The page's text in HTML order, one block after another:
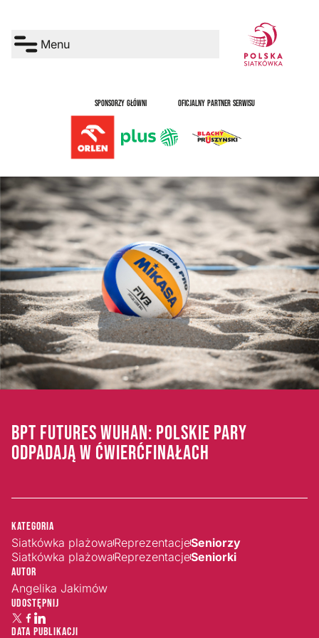
Menu
SPONSORZY GŁÓWNI OFICJALNY PARTNER SERWISU
BPT FUTURES WUHAN: POLSKIE PARY
ODPADAJĄ W ĆWIERĆFINAŁACH
Kategoria
Siatkówka plażowaReprezentacjeSeniorzy
Siatkówka plażowaReprezentacjeSeniorki
Autor
Angelika Jakimów
Udostępnij
Data publikacji